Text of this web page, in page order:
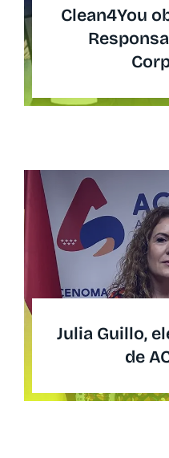
Clean4You
Julia Guillo,
de